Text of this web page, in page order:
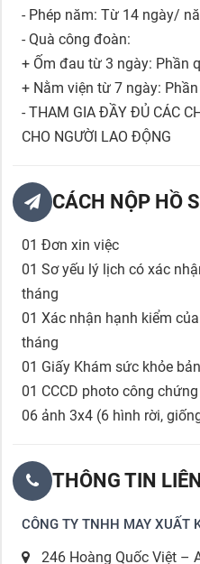
- Phép năm: Từ 14 ngày/
- Quà công đoàn:
+ Ốm đau từ 3 ngày: Phần
+ Nằm viện từ 7 ngày:
- THAM GIA ĐẦY ĐỦ CÁC
CHO NGƯỜI LAO ĐỘNG
CÁCH NỘP HỒ
01 Đơn xin việc
01 Sơ yếu lý lịch có xác
tháng
01 Xác nhận hạnh kiểm
tháng
01 Giấy Khám sức khỏe
01 CCCD photo công
06 ảnh 3x4 (6 hình rời,
THÔNG TIN
CÔNG TY TNHH MAY XUẤT
246 Hoàng Quốc Việt –